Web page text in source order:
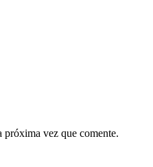
vez que comente.